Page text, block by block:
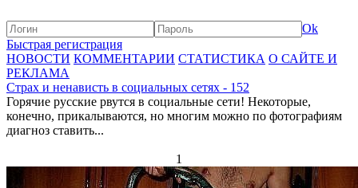
Ok
Быстрая регистрация
НОВОСТИ КОММЕНТАРИИ СТАТИСТИКА О САЙТЕ И
РЕКЛАМА
Страх и ненависть в социальных сетях - 152
Горячие русские рвутся в социальные сети! Некоторые,
конечно, прикалываются, но многим можно по фотографиям
диагноз ставить...
1